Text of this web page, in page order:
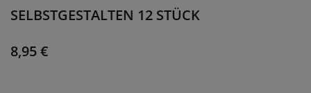
SELBSTGESTALTEN 12 STÜCK
8,95 €